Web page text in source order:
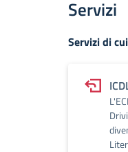
Servizi
Servizi di